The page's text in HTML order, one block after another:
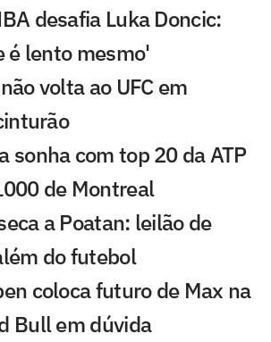
desafia Luka Doncic:
é lento mesmo'
volta ao UFC em
sonha com top 20 da ATP
de Montreal
a Poatan: leilão de
do futebol
coloca futuro de Max na
Bull em dúvida